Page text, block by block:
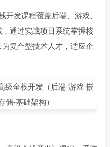
发课程覆盖后端、游戏、
通过实战项目系统掌握核
复合型技术人才，适应企